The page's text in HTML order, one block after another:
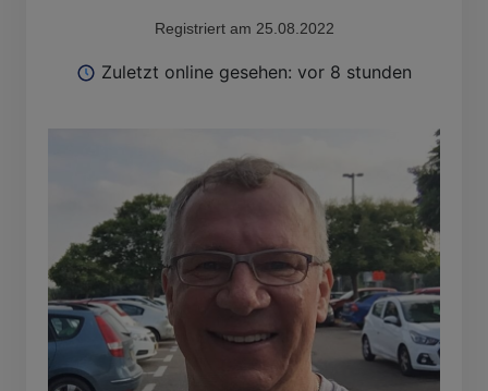
Registriert am 25.08.2022
Zuletzt online gesehen: vor 8 stunden